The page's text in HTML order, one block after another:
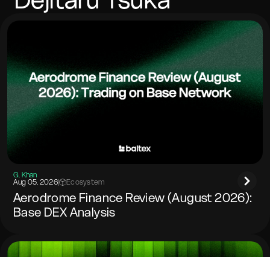
wenn das Zielnetzwerk dies verlangt.
G. Khan
Aug 05. 2026| Ecosystem
Aerodrome Finance Review (August 2026):
Base DEX Analysis